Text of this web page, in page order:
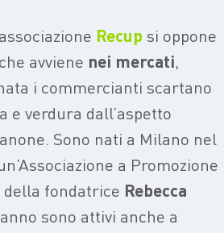
Recup si oppone
avviene nei mercati,
i commercianti scartano
e verdura dall’aspetto
Sono nati a Milano nel
a Promozione
della fondatrice Rebecca
sono attivi anche a